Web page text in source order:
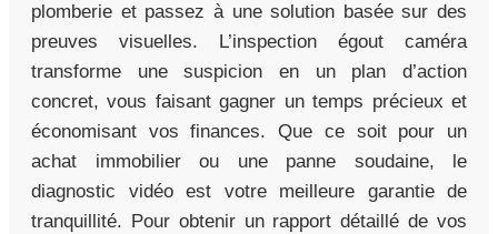
plomberie et passez à une solution basée sur des
preuves visuelles. L’inspection égout caméra
transforme une suspicion en un plan d’action
concret, vous faisant gagner un temps précieux et
économisant vos finances. Que ce soit pour un
achat immobilier ou une panne soudaine, le
diagnostic vidéo est votre meilleure garantie de
tranquillité. Pour obtenir un rapport détaillé de vos